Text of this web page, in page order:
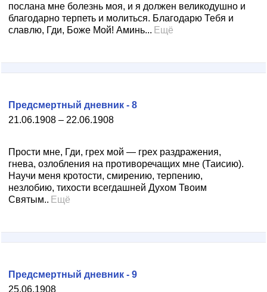
послана мне болезнь моя, и я должен великодушно и
благодарно терпеть и молиться. Благодарю Тебя и
славлю, Гди, Боже Мой! Аминь... Ещё
21.06.1908 – 22.06.1908
Предсмертный дневник - 8
Прости мне, Гди, грех мой — грех раздражения,
гнева, озлобления на противоречащих мне (Таисию).
Научи меня кротости, смирению, терпению,
незлобию, тихости всегдашней Духом Твоим
Святым.. Ещё
25.06.1908
Предсмертный дневник - 9